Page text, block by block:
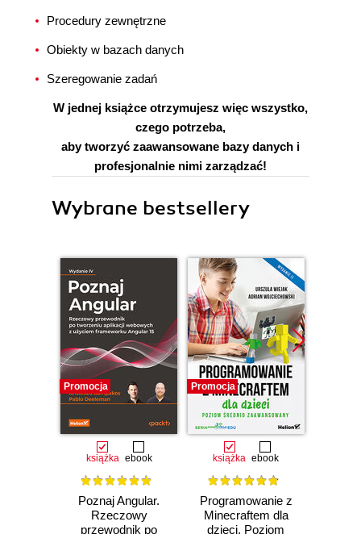
Procedury zewnętrzne
Obiekty w bazach danych
Szeregowanie zadań
W jednej książce otrzymujesz więc wszystko,
czego potrzeba,
aby tworzyć zaawansowane bazy danych i
profesjonalnie nimi zarządzać!
Wybrane bestsellery
Promocja
książka ebook
Poznaj Angular.
Rzeczowy
przewodnik po
Promocja
książka ebook
Programowanie z
Minecraftem dla
dzieci. Poziom